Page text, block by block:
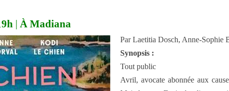
| À Madiana
Par Laetitia Dosch, Anne-Sophie
Synopsis :
Tout public
Avril, avocate abonnée aux